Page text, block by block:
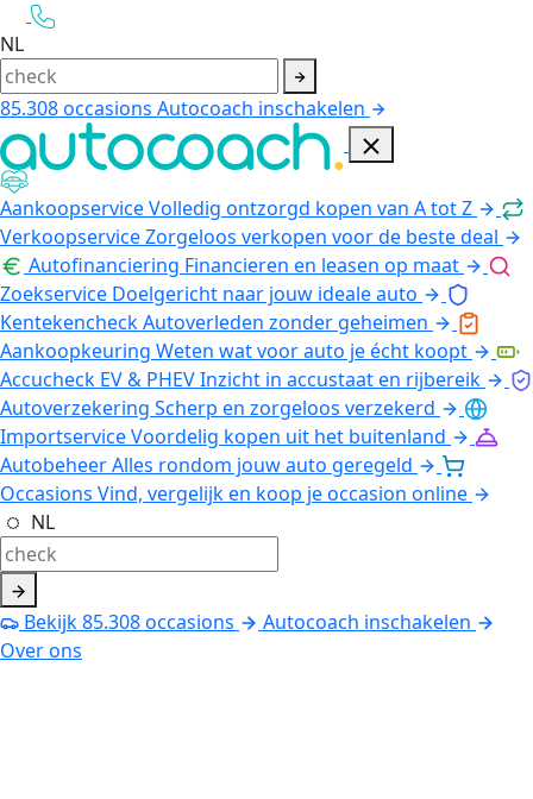
NL
85.308occasions Autocoach inschakelen
AankoopserviceVolledig ontzorgd kopen van A tot Z
VerkoopserviceZorgeloos verkopen voor de beste deal
Autofinanciering Financieren en leasen op maat
Zoekservice Doelgericht naar jouw ideale auto
KentekencheckAutoverleden zonder geheimen
Aankoopkeuring Weten wat voor auto je écht koopt
Accucheck EV & PHEVInzicht in accustaat en rijbereik
Autoverzekering Scherp en zorgeloos verzekerd
ImportserviceVoordelig kopen uit het buitenland
AutobeheerAlles rondom jouw auto geregeld
Occasions Vind, vergelijk en koop je occasion online
NL
Bekijk85.308occasions
Autocoach inschakelen
Over ons